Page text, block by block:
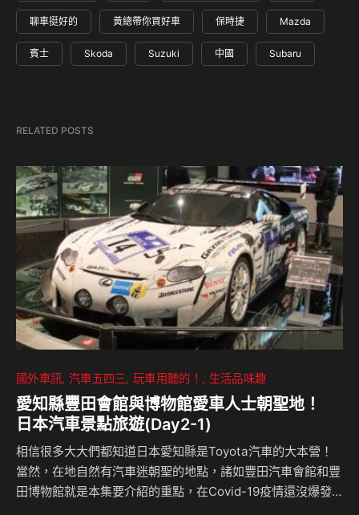
聊車挺好的 黃總帶你買好車 保時捷 Mazda
賓士 Skoda Suzuki 中國 Subaru
RELATED POSTS
國外車訊 汽車五四三 玩車用聽的！ 生活品味趣
愛知縣豐田會館與博物館愛車人士朝聖地！
日本汽車景點旅遊(Day2-1)
相信很多大大們都知道日本愛知縣是Toyota汽車的大本營！
當然，在地自然有汽車迷朝聖的地點，諸如豐田汽車會館和豐
田博物館就是本集要介紹的重點，在Covid-19疫情還沒爆發